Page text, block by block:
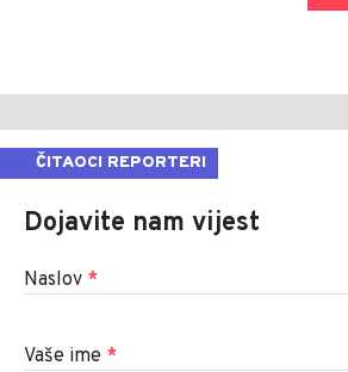
ČITAOCI REPORTERI
Dojavite nam vijest
Naslov *
Vaše ime *